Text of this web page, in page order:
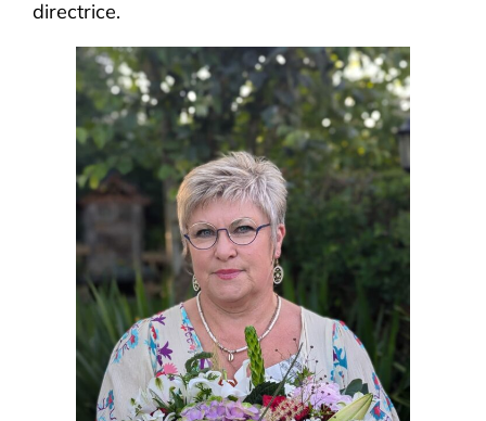
directrice.